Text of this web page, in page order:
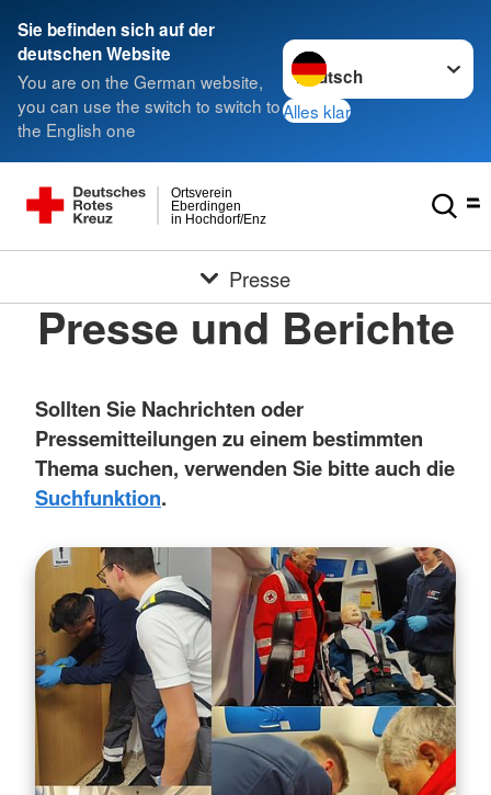
Sie befinden sich auf der
deutschen Website
You are on the German website,
you can use the switch to switch to
the English one
Sprache wechseln zu
Alles klar
in Hochdorf/Enz
Eberdingen
Ortsverein
Presse
Presse und Berichte
Sollten Sie Nachrichten oder
Pressemitteilungen zu einem bestimmten
Thema suchen, verwenden Sie bitte auch die
Suchfunktion.